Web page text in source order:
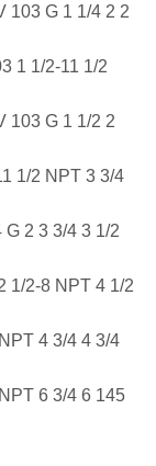
103 G 1 1/4 2 2
1 1/2-11 1/2
103 G 1 1/2 2
1/2 NPT 3 3/4
2 3 3/4 3 1/2
1/2-8 NPT 4 1/2
4 3/4 4 3/4
6 3/4 6 145